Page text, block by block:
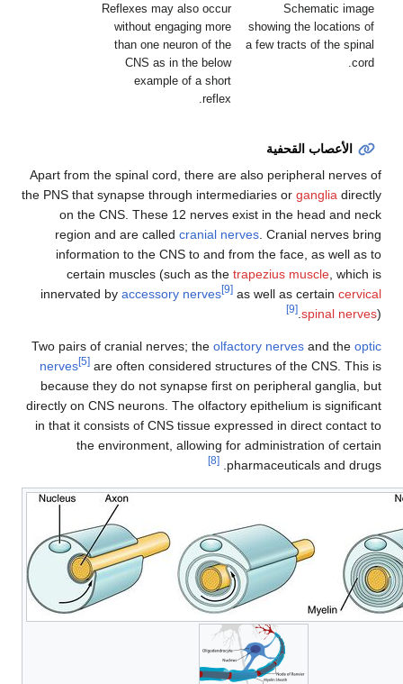
Schematic
showing the
a few tracts of the
Reflexes may also occur
without engaging more
than one neuron of the
CNS as in the below
example of a short
القحفية
Apart from the spinal cord, there are also peripheral
the PNS that synapse through intermediaries organglia
on the CNS. These 12 nerves exist in the head
region and are calledcranial nerves. Cranial
information to the CNS to and from the face, as
certain muscles (such as the trapezius muscle
innervated byaccessory nerves as well as certain
spinal
Two pairs of cranial nerves; theolfactory nervesand
nerves
are often considered structures of the CNS.
because they do not synapse first on peripheral
directly on CNS neurons. The olfactory epithelium is
in that it consists of CNS tissue expressed in direct
the environment, allowing for administration of
pharmaceuticals and